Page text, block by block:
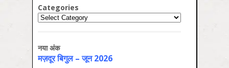
Categories
Categories
नया अंक
मज़दूर बिगुल – जून 2026